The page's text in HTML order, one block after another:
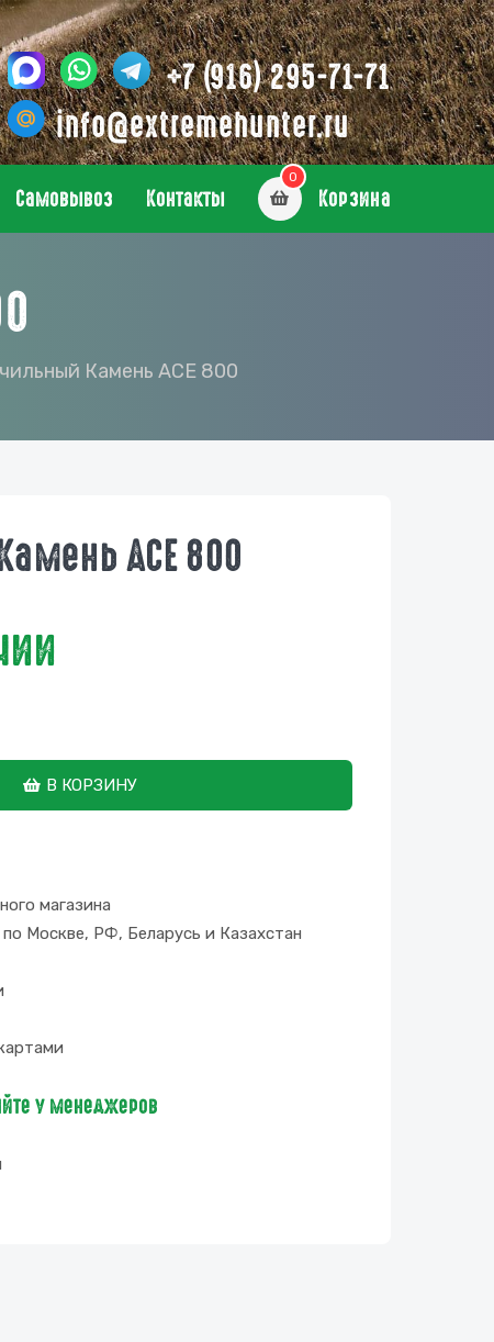
+7 (916) 295-71-71
info@extremehunter.ru
Самовывоз Контакты
0
Корзина
Камень ACE 800
ACE 800
В КОРЗИНУ
магазина
Москве, РФ, Беларусь и Казахстан
у менеджеров